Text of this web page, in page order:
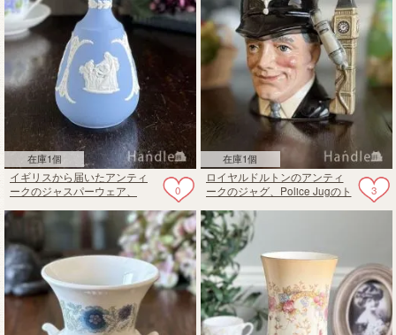
在庫1個
0
イギリスから届いたアンティ
ークのジャスパーウェア、
ベース）
在庫1個
3
ロイヤルドルトンのアンティ
ークのジャグ、Police Jugのト